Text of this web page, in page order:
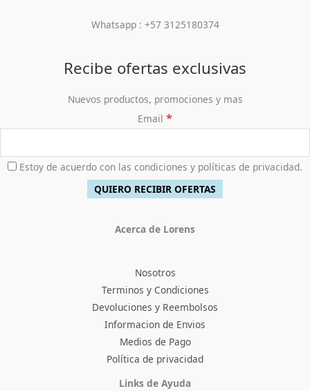
Whatsapp : +57 3125180374
Recibe ofertas exclusivas
Nuevos productos, promociones y mas
Email *
Estoy de acuerdo con las condiciones y políticas de privacidad.
Acerca de Lorens
Nosotros
Terminos y Condiciones
Devoluciones y Reembolsos
Informacion de Envios
Medios de Pago
Política de privacidad
Links de Ayuda
Facebook
Instagram
TikTokPinterest